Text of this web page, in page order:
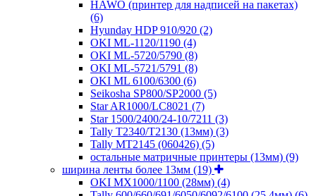
HAWO (принтер для надписей на пакетах)
(6)
Hyunday HDP 910/920 (2)
OKI ML-1120/1190 (4)
OKI ML-5720/5790 (8)
OKI ML-5721/5791 (8)
OKI ML 6100/6300 (6)
Seikosha SP800/SP2000 (5)
Star AR1000/LC8021 (7)
Star 1500/2400/24-10/7211 (3)
Tally T2340/T2130 (13мм) (3)
Tally MT2145 (060426) (5)
остальные матричные принтеры (13мм) (9)
ширина ленты более 13мм (19)
OKI MX1000/1100 (28мм) (4)